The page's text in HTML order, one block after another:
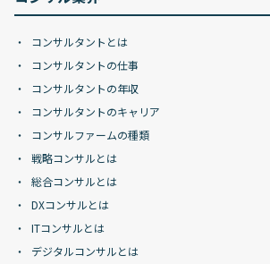
コンサルタントとは
コンサルタントの仕事
コンサルタントの年収
コンサルタントのキャリア
コンサルファームの種類
戦略コンサルとは
総合コンサルとは
DXコンサルとは
ITコンサルとは
デジタルコンサルとは